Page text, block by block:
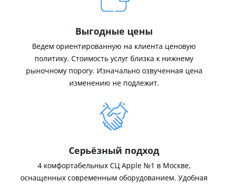
Выгодные цены
Ведем ориентированную на клиента ценовую
политику. Стоимость услуг близка к нижнему
рыночному порогу. Изначально озвученная цена
изменению не подлежит.
Серьёзный подход
4 комфортабельных СЦ Apple №1 в Москве,
оснащенных современным оборудованием. Удобная